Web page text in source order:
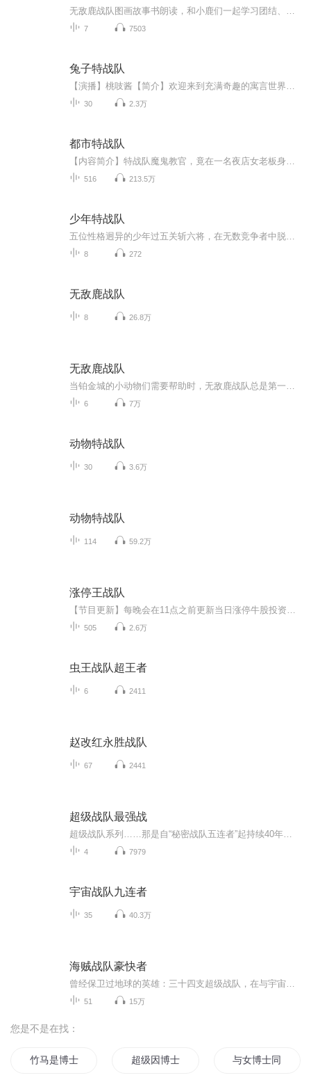
7 7503
兔子特战队
30 2.3万
都市特战队
516 213.5万
少年特战队
8 272
无敌鹿战队
8 26.8万
无敌鹿战队
6 7万
动物特战队
30 3.6万
动物特战队
114 59.2万
涨停王战队
505 2.6万
虫王战队超王者
6 2411
赵改红永胜战队
67 2441
超级战队最强战
4 7979
宇宙战队九连者
35 40.3万
海贼战队豪快者
51 15万
您是不是在找：
竹马是博士 超级因博士 与女博士同居的